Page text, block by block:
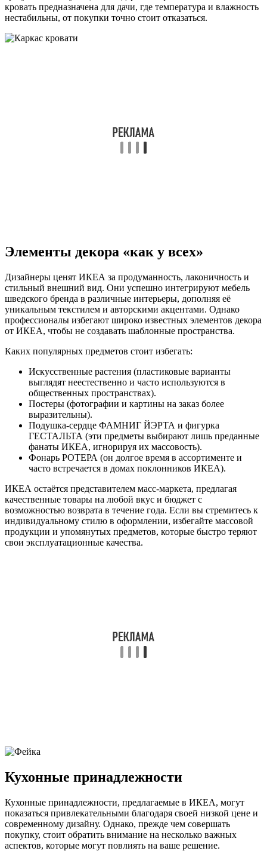
кровать предназначена для дачи, где температура и влажность
нестабильны, от покупки точно стоит отказаться.
Элементы декора «как у всех»
Дизайнеры ценят ИКЕА за продуманность, лаконичность и
стильный внешний вид. Они успешно интегрируют мебель
шведского бренда в различные интерьеры, дополняя её
уникальным текстилем и авторскими акцентами. Однако
профессионалы избегают широко известных элементов декора
от ИКЕА, чтобы не создавать шаблонные пространства.
Каких популярных предметов стоит избегать:
Искусственные растения (пластиковые варианты
выглядят неестественно и часто используются в
общественных пространствах).
Постеры (фотографии и картины на заказ более
выразительны).
Подушка-сердце ФАМНИГ ЙЭРТА и фигурка
ГЕСТАЛЬТА (эти предметы выбирают лишь преданные
фанаты ИКЕА, игнорируя их массовость).
Фонарь РОТЕРА (он долгое время в ассортименте и
часто встречается в домах поклонников ИКЕА).
ИКЕА остаётся представителем масс-маркета, предлагая
качественные товары на любой вкус и бюджет с
возможностью возврата в течение года. Если вы стремитесь к
индивидуальному стилю в оформлении, избегайте массовой
продукции и упомянутых предметов, которые быстро теряют
свои эксплуатационные качества.
Кухонные принадлежности
Кухонные принадлежности, предлагаемые в ИКЕА, могут
показаться привлекательными благодаря своей низкой цене и
современному дизайну. Однако, прежде чем совершать
покупку, стоит обратить внимание на несколько важных
аспектов, которые могут повлиять на ваше решение.